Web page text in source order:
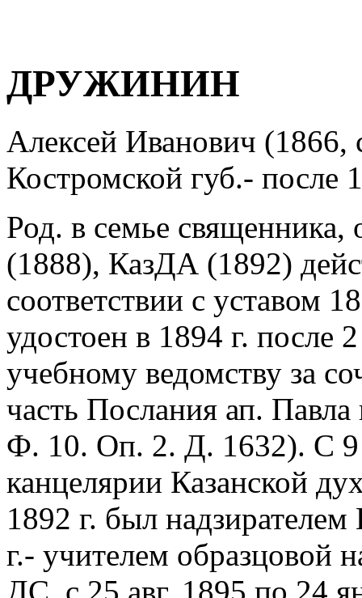
ДРУЖИНИН
Алексей Иванович (1866,
Костромской губ.- после
Род. в семье
(1888), КазДА (1892)
соответствии с уставом
удостоен в 1894 г. после
учебному ведомству за
часть Послания ап.
Ф. 10. Оп. 2. Д. 1632). С 9
канцелярии Казанской
1892 г. был
г.- учителем образцовой
ДС, с 25 авг. 1895 по 24